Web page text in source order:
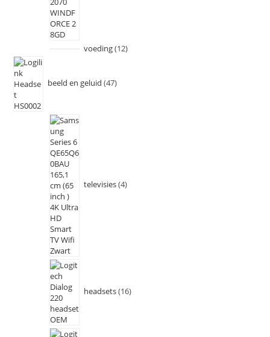
voeding 12
beeld en geluid 47
televisies 4
headsets 16